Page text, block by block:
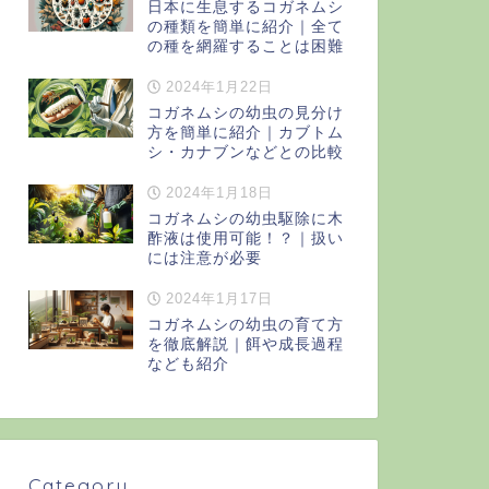
日本に生息するコガネムシ
の種類を簡単に紹介｜全て
の種を網羅することは困難
2024年1月22日
コガネムシの幼虫の見分け
方を簡単に紹介｜カブトム
シ・カナブンなどとの比較
2024年1月18日
コガネムシの幼虫駆除に木
酢液は使用可能！？｜扱い
には注意が必要
2024年1月17日
コガネムシの幼虫の育て方
を徹底解説｜餌や成長過程
なども紹介